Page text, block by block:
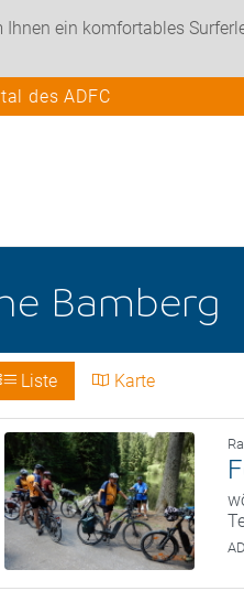
ein komfortables
des ADFC
Bamberg
Liste Karte